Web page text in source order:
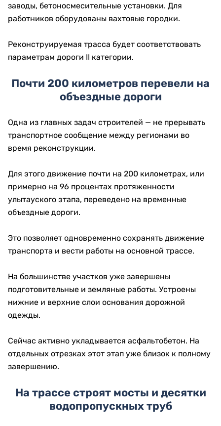
заводы, бетоносмесительные установки. Для
работников оборудованы вахтовые городки.
Реконструируемая трасса будет соответствовать
параметрам дороги II категории.
Почти 200 километров перевели на
объездные дороги
Одна из главных задач строителей — не прерывать
транспортное сообщение между регионами во
время реконструкции.
Для этого движение почти на 200 километрах, или
примерно на 96 процентах протяженности
улытауского этапа, переведено на временные
объездные дороги.
Это позволяет одновременно сохранять движение
транспорта и вести работы на основной трассе.
На большинстве участков уже завершены
подготовительные и земляные работы. Устроены
нижние и верхние слои основания дорожной
одежды.
Сейчас активно укладывается асфальтобетон. На
отдельных отрезках этот этап уже близок к полному
завершению.
На трассе строят мосты и десятки
водопропускных труб